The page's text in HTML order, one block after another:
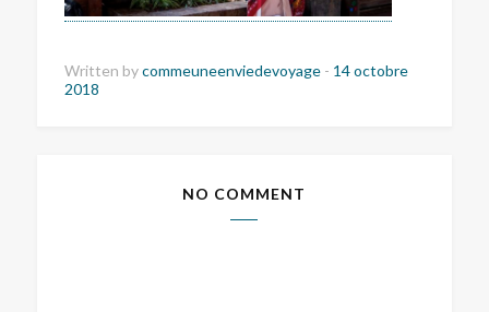
Written bycommeuneenviedevoyage - 14 octobre
2018
NO COMMENT